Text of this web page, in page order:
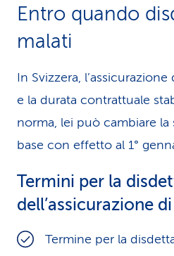
Entro quando
malati
In Svizzera,
e la durata contrattuale
norma, lei può cambiare la
base con effetto al 1°
Termini per la
dell’assicurazione
Termine per la